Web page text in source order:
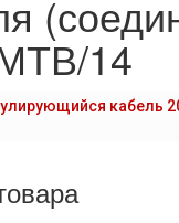
14
кабель